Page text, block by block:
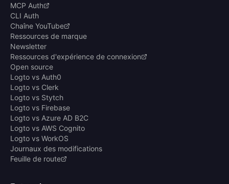
MCP Auth
CLI Auth
Chaîne YouTube
Ressources de marque
Newsletter
Ressources d'expérience de connexion
Open source
Logto vs Auth0
Logto vs Clerk
Logto vs Stytch
Logto vs Firebase
Logto vs Azure AD B2C
Logto vs AWS Cognito
Logto vs WorkOS
Journaux des modifications
Feuille de route